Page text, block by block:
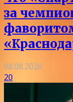
за
08.08.2026
20